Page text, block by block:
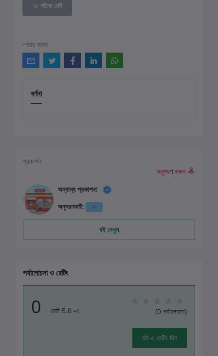
স্টকে নেই
শেয়ার করুন
বর্ণনা
প্রকাশক
অনুসরণ করুন
অন্যান্য প্রকাশনা
অনুসরণকারী: 4
বই দেখুন
পর্যালোচনা ও রেটিং
0 মোট 5.0 -এ (0 পর্যালোচনা)
বই-এ রেটিং দিন